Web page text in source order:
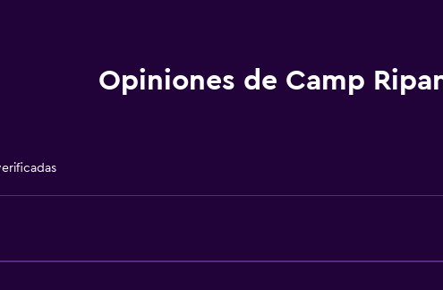
Ascensor
Opiniones de Camp